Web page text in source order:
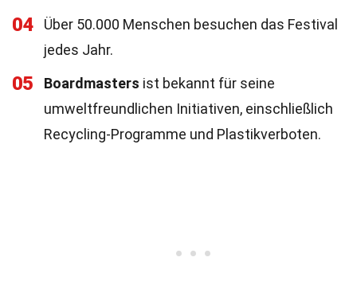
04
Über 50.000 Menschen besuchen das Festival
jedes Jahr.
05 Boardmasters ist bekannt für seine
umweltfreundlichen Initiativen, einschließlich
Recycling-Programme und Plastikverboten.